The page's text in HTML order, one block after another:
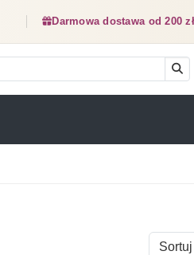
Darmowa dostawa od 200 zł